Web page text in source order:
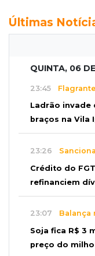
Últimas
QUINTA, 06
23:45 Flagrante
Ladrão invade
braços na Vila
23:26
Crédito do
refinanciem
23:07 Balança
Soja fica R$ 3
preço do